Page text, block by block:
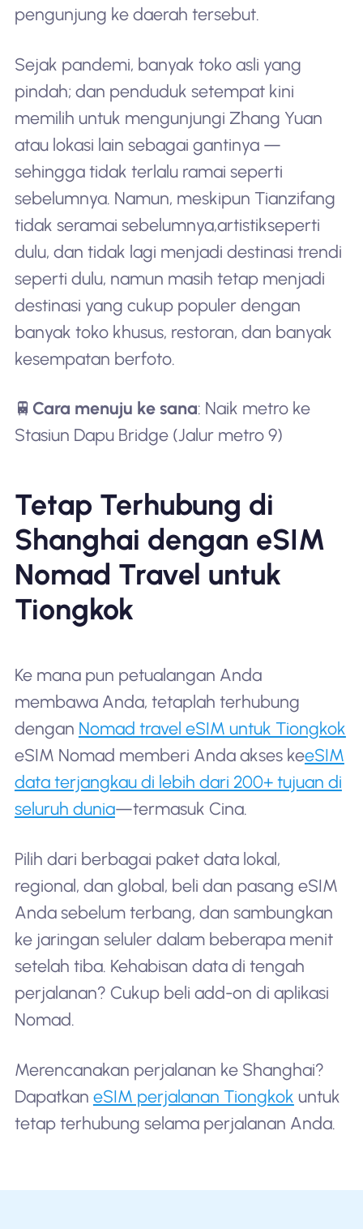
pengunjung ke daerah tersebut.
Sejak pandemi, banyak toko asli yang
pindah; dan penduduk setempat kini
memilih untuk mengunjungi Zhang Yuan
atau lokasi lain sebagai gantinya —
sehingga tidak terlalu ramai seperti
sebelumnya. Namun, meskipun Tianzifang
tidak seramai sebelumnya,artistikseperti
dulu, dan tidak lagi menjadi destinasi trendi
seperti dulu, namun masih tetap menjadi
destinasi yang cukup populer dengan
banyak toko khusus, restoran, dan banyak
kesempatan berfoto.
🚆 Cara menuju ke sana: Naik metro ke
Stasiun Dapu Bridge (Jalur metro 9)
Tetap Terhubung di
Shanghai dengan eSIM
Nomad Travel untuk
Tiongkok
Ke mana pun petualangan Anda
membawa Anda, tetaplah terhubung
dengan Nomad travel eSIM untuk Tiongkok
eSIM Nomad memberi Anda akses keeSIM
data terjangkau di lebih dari 200+ tujuan di
seluruh dunia—termasuk Cina.
Pilih dari berbagai paket data lokal,
regional, dan global, beli dan pasang eSIM
Anda sebelum terbang, dan sambungkan
ke jaringan seluler dalam beberapa menit
setelah tiba. Kehabisan data di tengah
perjalanan? Cukup beli add-on di aplikasi
Nomad.
Merencanakan perjalanan ke Shanghai?
Dapatkan eSIM perjalanan Tiongkok untuk
tetap terhubung selama perjalanan Anda.